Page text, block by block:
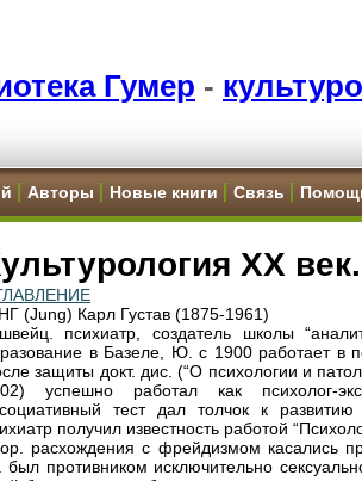
Гумер -
Авторы Новые книги Связь
XX
(Jung) Карл Густав (1875-1961)
психиатр, создатель школы
в Базеле, Ю. с 1900 работает в
защиты докт. дис. (“О психологии и
успешно работал как психолог-
тест дал толчок к
получил известность работой
расхождения с фрейдизмом касались
противником исключительно